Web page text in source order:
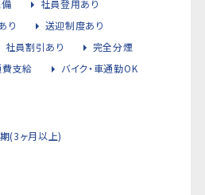
社員登用あり
り
送迎制度あり
社員割引あり
完全分煙
支給
バイク・車通勤OK
(3ヶ月以上)